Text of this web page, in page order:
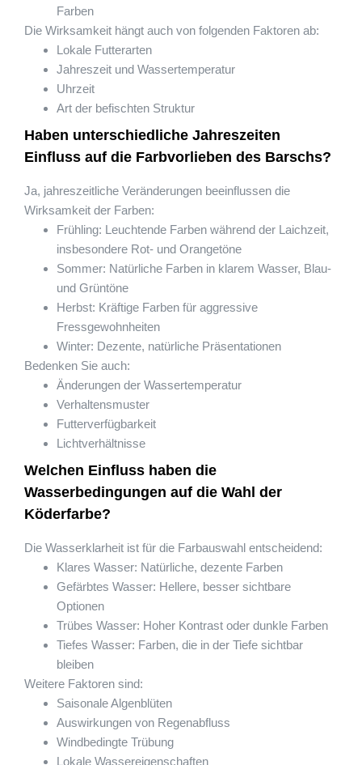
Farben
Die Wirksamkeit hängt auch von folgenden Faktoren ab:
Lokale Futterarten
Jahreszeit und Wassertemperatur
Uhrzeit
Art der befischten Struktur
Haben unterschiedliche Jahreszeiten
Einfluss auf die Farbvorlieben des Barschs?
Ja, jahreszeitliche Veränderungen beeinflussen die
Wirksamkeit der Farben:
Frühling: Leuchtende Farben während der Laichzeit,
insbesondere Rot- und Orangetöne
Sommer: Natürliche Farben in klarem Wasser, Blau-
und Grüntöne
Herbst: Kräftige Farben für aggressive
Fressgewohnheiten
Winter: Dezente, natürliche Präsentationen
Bedenken Sie auch:
Änderungen der Wassertemperatur
Verhaltensmuster
Futterverfügbarkeit
Lichtverhältnisse
Welchen Einfluss haben die
Wasserbedingungen auf die Wahl der
Köderfarbe?
Die Wasserklarheit ist für die Farbauswahl entscheidend:
Klares Wasser: Natürliche, dezente Farben
Gefärbtes Wasser: Hellere, besser sichtbare
Optionen
Trübes Wasser: Hoher Kontrast oder dunkle Farben
Tiefes Wasser: Farben, die in der Tiefe sichtbar
bleiben
Weitere Faktoren sind:
Saisonale Algenblüten
Auswirkungen von Regenabfluss
Windbedingte Trübung
Lokale Wassereigenschaften